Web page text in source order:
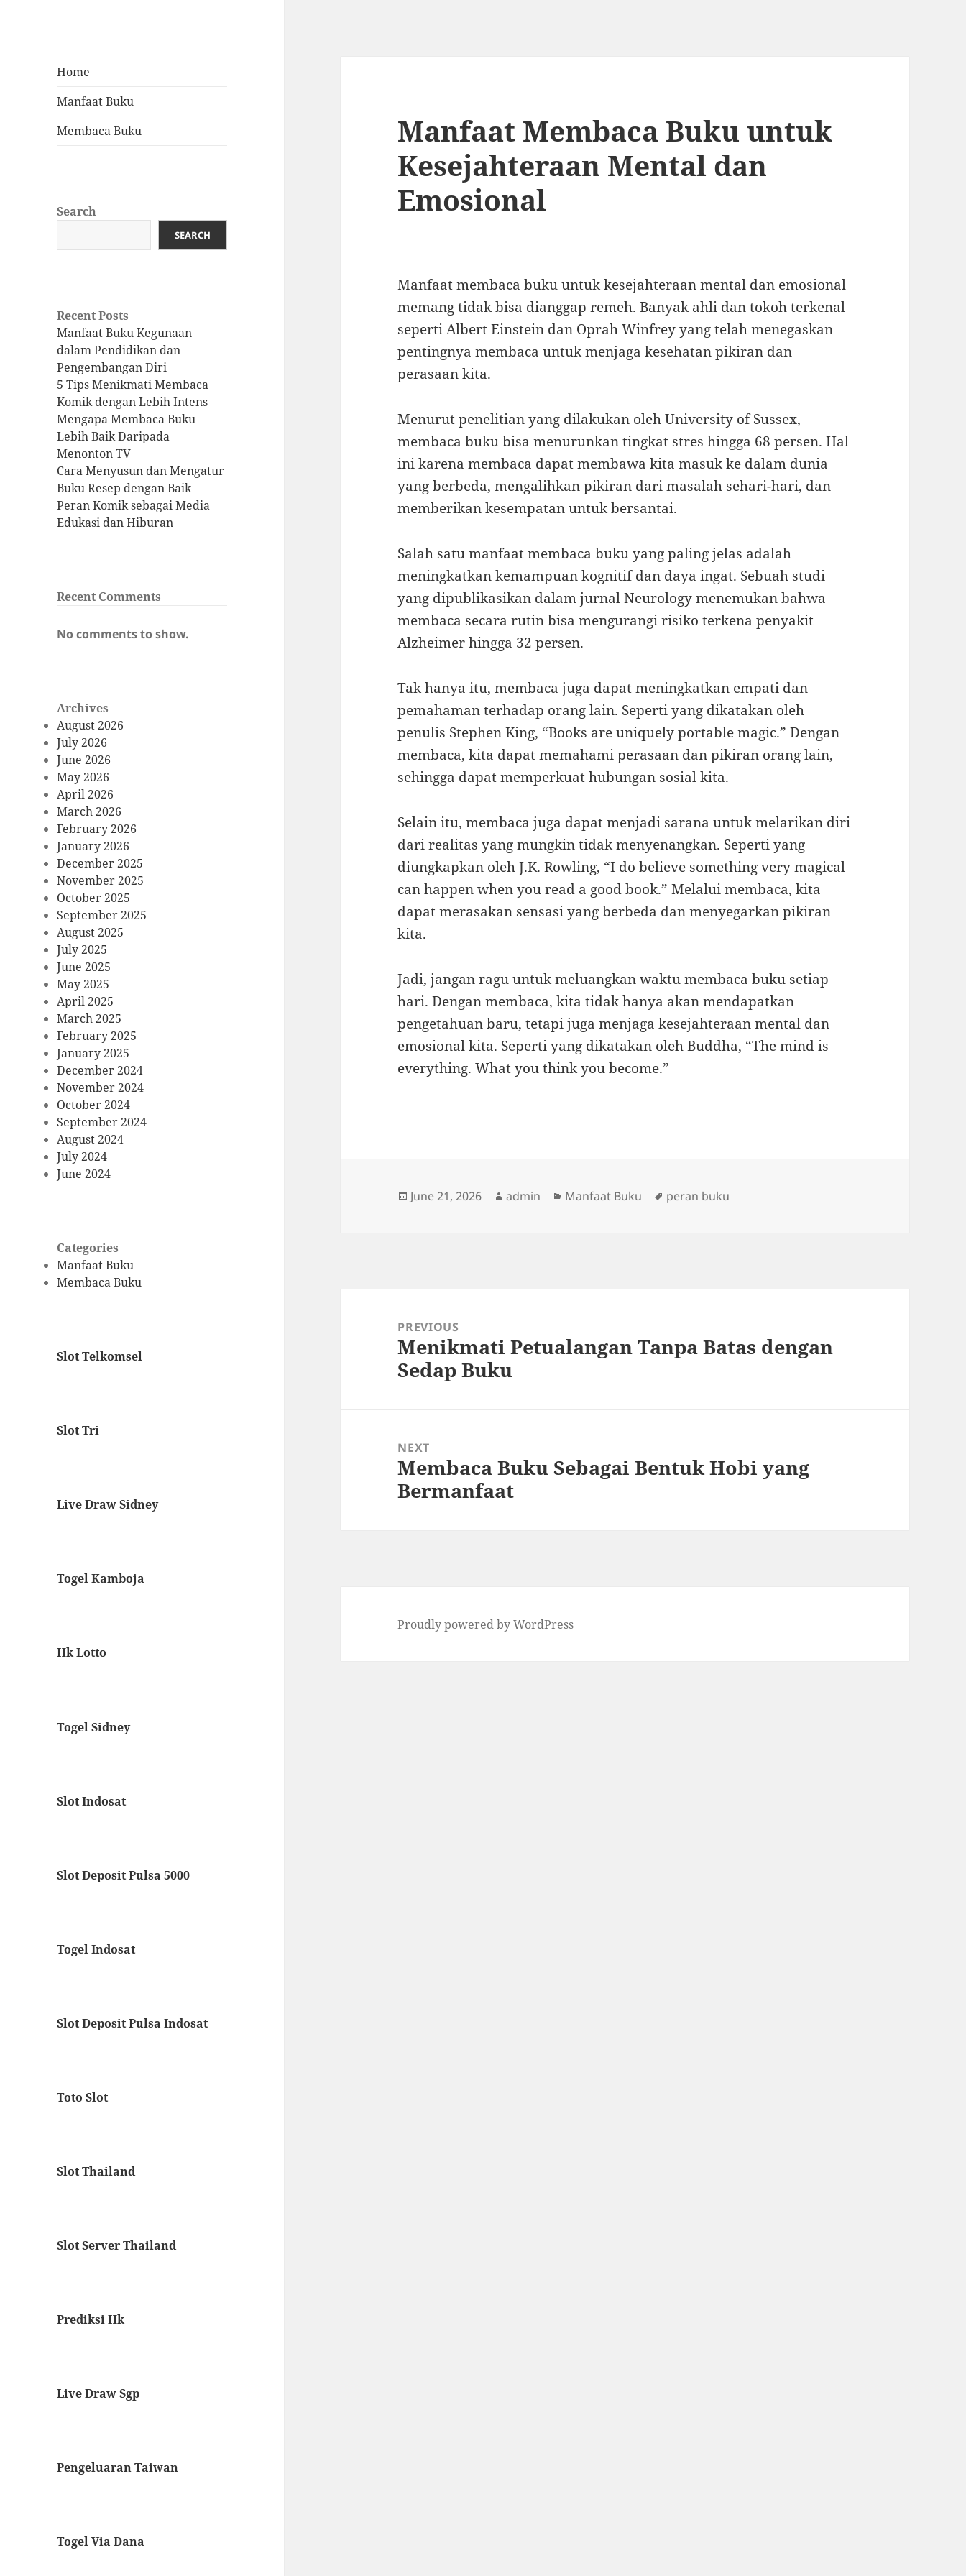
Home
Manfaat Buku
Membaca Buku
Search
SEARCH
Recent Posts
Manfaat Buku Kegunaan
dalam Pendidikan dan
Pengembangan Diri
5 Tips Menikmati Membaca
Komik dengan Lebih Intens
Mengapa Membaca Buku
Lebih Baik Daripada
Menonton TV
Cara Menyusun dan Mengatur
Buku Resep dengan Baik
Peran Komik sebagai Media
Edukasi dan Hiburan
Recent Comments
No comments to show.
Archives
August 2026
July 2026
June 2026
May 2026
April 2026
March 2026
February 2026
January 2026
December 2025
November 2025
October 2025
September 2025
August 2025
July 2025
June 2025
May 2025
April 2025
March 2025
February 2025
January 2025
December 2024
November 2024
October 2024
September 2024
August 2024
July 2024
June 2024
Categories
Manfaat Buku
Membaca Buku
Slot Telkomsel
Slot Tri
Live Draw Sidney
Togel Kamboja
Hk Lotto
Togel Sidney
Slot Indosat
Slot Deposit Pulsa 5000
Togel Indosat
Slot Deposit Pulsa Indosat
Toto Slot
Slot Thailand
Slot Server Thailand
Prediksi Hk
Live Draw Sgp
Pengeluaran Taiwan
Togel Via Dana
Manfaat Membaca Buku untuk
Kesejahteraan Mental dan
Emosional
Manfaat membaca buku untuk kesejahteraan mental dan emosional
memang tidak bisa dianggap remeh. Banyak ahli dan tokoh terkenal
seperti Albert Einstein dan Oprah Winfrey yang telah menegaskan
pentingnya membaca untuk menjaga kesehatan pikiran dan
perasaan kita.
Menurut penelitian yang dilakukan oleh University of Sussex,
membaca buku bisa menurunkan tingkat stres hingga 68 persen. Hal
ini karena membaca dapat membawa kita masuk ke dalam dunia
yang berbeda, mengalihkan pikiran dari masalah sehari-hari, dan
memberikan kesempatan untuk bersantai.
Salah satu manfaat membaca buku yang paling jelas adalah
meningkatkan kemampuan kognitif dan daya ingat. Sebuah studi
yang dipublikasikan dalam jurnal Neurology menemukan bahwa
membaca secara rutin bisa mengurangi risiko terkena penyakit
Alzheimer hingga 32 persen.
Tak hanya itu, membaca juga dapat meningkatkan empati dan
pemahaman terhadap orang lain. Seperti yang dikatakan oleh
penulis Stephen King, “Books are uniquely portable magic.” Dengan
membaca, kita dapat memahami perasaan dan pikiran orang lain,
sehingga dapat memperkuat hubungan sosial kita.
Selain itu, membaca juga dapat menjadi sarana untuk melarikan diri
dari realitas yang mungkin tidak menyenangkan. Seperti yang
diungkapkan oleh J.K. Rowling, “I do believe something very magical
can happen when you read a good book.” Melalui membaca, kita
dapat merasakan sensasi yang berbeda dan menyegarkan pikiran
kita.
Jadi, jangan ragu untuk meluangkan waktu membaca buku setiap
hari. Dengan membaca, kita tidak hanya akan mendapatkan
pengetahuan baru, tetapi juga menjaga kesejahteraan mental dan
emosional kita. Seperti yang dikatakan oleh Buddha, “The mind is
everything. What you think you become.”
Posted
June 21, 2026 Author
admin Categories
Manfaat Buku Tags
peran buku
navigationPREVIOUS
Previous
post:
Menikmati Petualangan Tanpa Batas dengan
Sedap Buku
NEXT
Next
post:
Membaca Buku Sebagai Bentuk Hobi yang
Bermanfaat
Proudly powered by WordPress